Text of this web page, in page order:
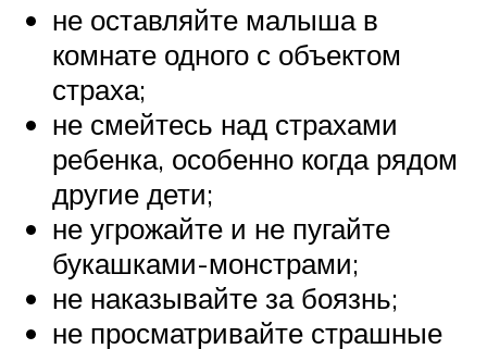
не оставляйте малыша в
комнате одного с объектом
страха;
не смейтесь над страхами
ребенка, особенно когда рядом
другие дети;
не угрожайте и не пугайте
букашками-монстрами;
не наказывайте за боязнь;
не просматривайте страшные